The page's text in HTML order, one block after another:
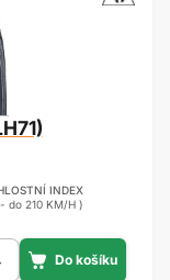
INDEX
do 210 KM/H )